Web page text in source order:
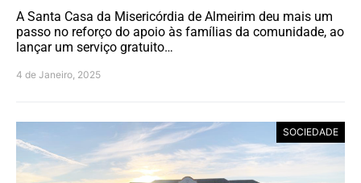
A Santa Casa da Misericórdia de Almeirim deu mais um
passo no reforço do apoio às famílias da comunidade, ao
lançar um serviço gratuito…
4 de Janeiro, 2025
SOCIEDADE